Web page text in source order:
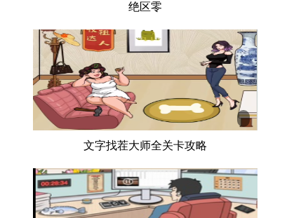
绝区零
文字找茬大师全关卡攻略